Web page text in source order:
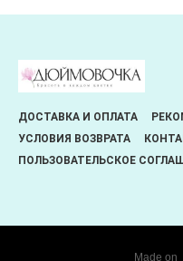
ДОСТАВКА И ОПЛАТА
УСЛОВИЯ ВОЗВРАТА
ПОЛЬЗОВАТЕЛЬСКОЕ
Made on